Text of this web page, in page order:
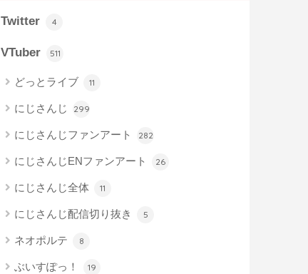
Twitter 4
VTuber 511
どっとライブ 11
にじさんじ 299
にじさんじファンアート 282
にじさんじENファンアート 26
にじさんじ全体 11
にじさんじ配信切り抜き 5
ネオポルテ 8
ぶいすぽっ！ 19